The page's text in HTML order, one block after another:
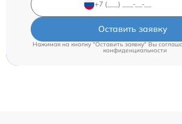
Оставить заявку
Нажимая на кнопку "Оставить заявку" Вы
конфиденциальности